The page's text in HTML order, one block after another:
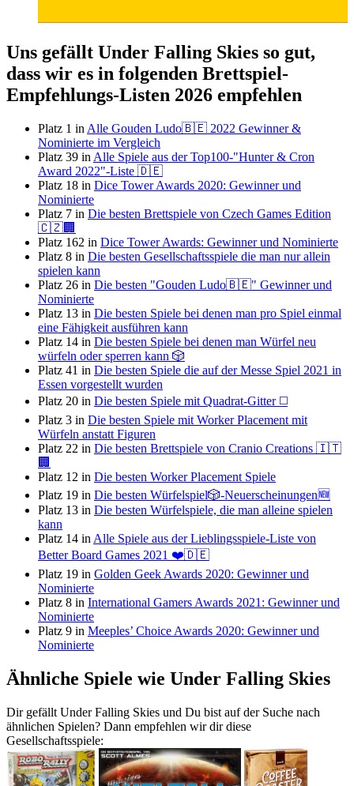
Uns gefällt Under Falling Skies so gut,
dass wir es in folgenden Brettspiel-
Empfehlungs-Listen 2026 empfehlen
Platz 1 in Alle Gouden Ludo🇧🇪 2022 Gewinner &
Nominierte im Vergleich
Platz 39 in Alle Spiele aus der Top100-"Hunter & Cron
Award 2022"-Liste 🇩🇪
Platz 18 in Dice Tower Awards 2020: Gewinner und
Nominierte
Platz 7 in Die besten Brettspiele von Czech Games Edition
🇨🇿🏢
Platz 162 in Dice Tower Awards: Gewinner und Nominierte
Platz 8 in Die besten Gesellschaftsspiele die man nur allein
spielen kann
Platz 26 in Die besten "Gouden Ludo🇧🇪" Gewinner und
Nominierte
Platz 13 in Die besten Spiele bei denen man pro Spiel einmal
eine Fähigkeit ausführen kann
Platz 14 in Die besten Spiele bei denen man Würfel neu
würfeln oder sperren kann 🎲
Platz 41 in Die besten Spiele die auf der Messe Spiel 2021 in
Essen vorgestellt wurden
Platz 20 in Die besten Spiele mit Quadrat-Gitter ◻️
Platz 3 in Die besten Spiele mit Worker Placement mit
Würfeln anstatt Figuren
Platz 22 in Die besten Brettspiele von Cranio Creations 🇮🇹
🏢
Platz 12 in Die besten Worker Placement Spiele
Platz 19 in Die besten Würfelspiel🎲-Neuerscheinungen🆕
Platz 13 in Die besten Würfelspiele, die man alleine spielen
kann
Platz 14 in Alle Spiele aus der Lieblingsspiele-Liste von
Better Board Games 2021 ❤️🇩🇪
Platz 19 in Golden Geek Awards 2020: Gewinner und
Nominierte
Platz 8 in International Gamers Awards 2021: Gewinner und
Nominierte
Platz 9 in Meeples’ Choice Awards 2020: Gewinner und
Nominierte
Ähnliche Spiele wie Under Falling Skies
Dir gefällt Under Falling Skies und Du bist auf der Suche nach
ähnlichen Spielen? Dann empfehlen wir dir diese
Gesellschaftsspiele: